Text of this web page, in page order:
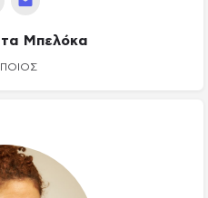
Μπελόκα